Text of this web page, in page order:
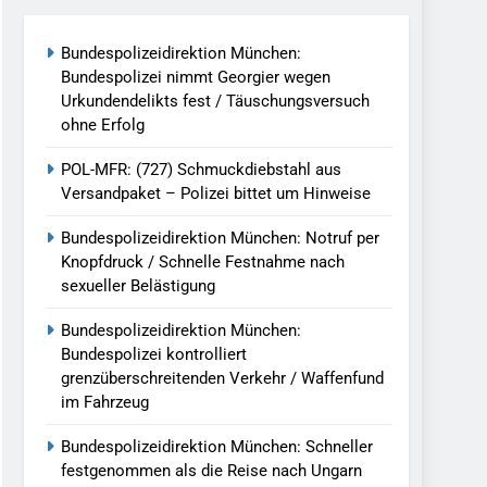
Verkehr / Waffenfund Im
Beendet / Bundespolizei Nimmt
– Tierheim Übernimmt
Ermittlungen Der Finanzkontrolle
Vereinigung Geht Ins Netz –
In Saarbrücken
/ Bundespolizei Ermittelt Wegen
Bundespolizeidirektion München:
Bundespolizei nimmt Georgier wegen
Urkundendelikts fest / Täuschungsversuch
ohne Erfolg
POL-MFR: (727) Schmuckdiebstahl aus
Versandpaket – Polizei bittet um Hinweise
Bundespolizeidirektion München: Notruf per
Knopfdruck / Schnelle Festnahme nach
sexueller Belästigung
Bundespolizeidirektion München:
Bundespolizei kontrolliert
grenzüberschreitenden Verkehr / Waffenfund
im Fahrzeug
Bundespolizeidirektion München: Schneller
festgenommen als die Reise nach Ungarn